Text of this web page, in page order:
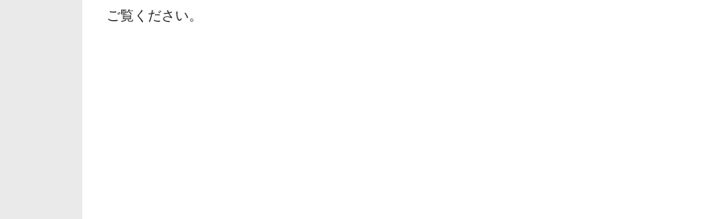
ご覧ください。